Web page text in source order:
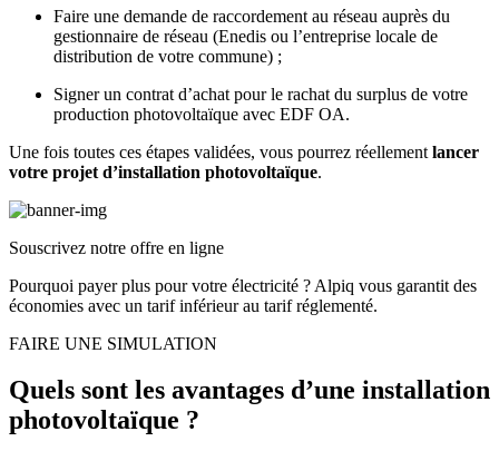
Faire une demande de raccordement au réseau auprès du
gestionnaire de réseau (Enedis ou l’entreprise locale de
distribution de votre commune) ;
Signer un contrat d’achat pour le rachat du surplus de votre
production photovoltaïque avec EDF OA.
Une fois toutes ces étapes validées, vous pourrez réellement lancer
votre projet d’installation photovoltaïque.
Souscrivez notre offre en ligne
Pourquoi payer plus pour votre électricité ? Alpiq vous garantit des
économies avec un tarif inférieur au tarif réglementé.
FAIRE UNE SIMULATION
Quels sont les avantages d’une installation
photovoltaïque ?